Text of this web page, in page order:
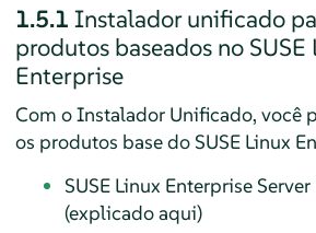
1.5.1 Instalador unificado
produtos baseados no SUSE
Enterprise
Com o Instalador Unificado, você
os produtos base do SUSE Linux
SUSE Linux Enterprise Server
(explicado aqui)